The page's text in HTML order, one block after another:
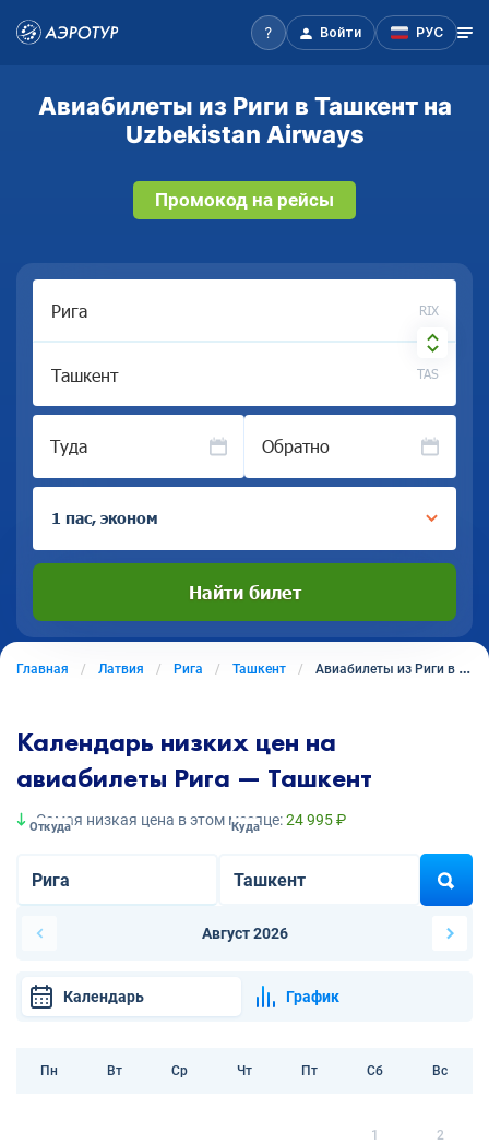
Войти РУС
Авиабилеты из Риги в Ташкент на
Uzbekistan Airways
Промокод на рейсы
RIX
TAS
Туда Обратно
1 пас, эконом
Найти билет
Главная Латвия Рига Ташкент Авиабилеты из Риги в Ташкент
Календарь низких цен на
авиабилеты Рига — Ташкент
Самая низкая цена в этом месяце:24 995 ₽
Откуда Куда
Август 2026
Календарь График
Пн Вт Ср Чт Пт Сб Вс
1 2